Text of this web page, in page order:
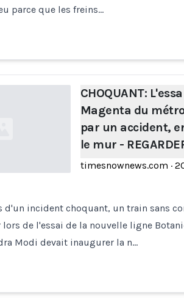
parce que les freins…
CHOQUANT:
Magenta du
par un accident,
le mur -
timesnownews.com ·
d'un incident choquant, un train sans
de l'essai de la nouvelle ligne
Modi devait inaugurer la n…